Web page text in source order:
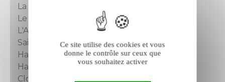
La Réserve de Malartic
Le Thil
L'Aurage
Saint-Nicolas
Haut-Ventenac
Haut-Cardinal
Clos Puy Arnaud
Ce site utilise des cookies et vous
donne le contrôle sur ceux que
vous souhaitez activer